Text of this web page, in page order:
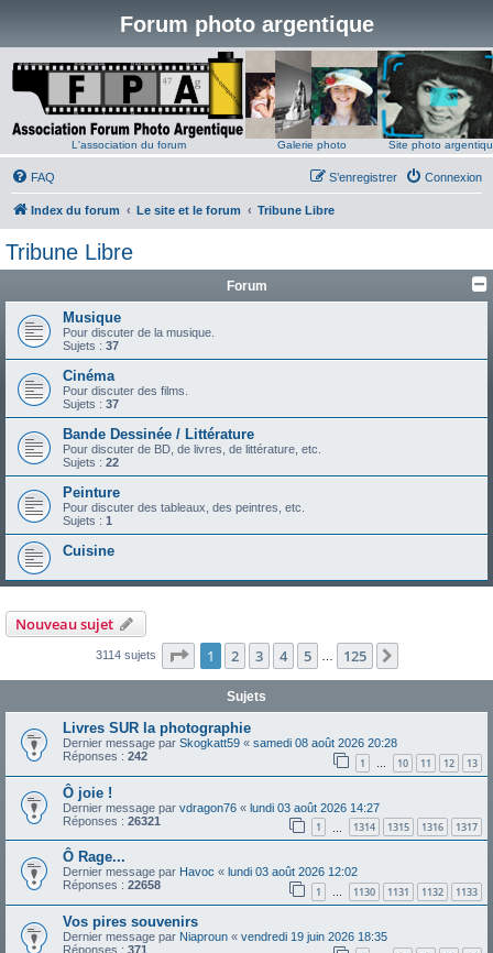
Forum photo argentique
L'association du forum Galerie photo Site photo
FAQ Connexion
S’enregistrer
Index du forum Le site et le forum Tribune Libre
Tribune Libre
Forum
Musique
Pour discuter de la musique.
Sujets : 37
Cinéma
Pour discuter des films.
Sujets : 37
Bande Dessinée / Littérature
Pour discuter de BD, de livres, de littérature, etc.
Sujets : 22
Peinture
Pour discuter des tableaux, des peintres, etc.
Sujets : 1
Cuisine
Nouveau sujet
3114 sujets Page 1sur125
1 2 3 4 5 125
Sujets
Livres SUR la photographie
Dernier message par Skogkatt59 « samedi 08 août 2026 20:28
Réponses : 242 1 … 10 11 12 13
Ô joie !
Dernier message par vdragon76 « lundi 03 août 2026 14:27
Réponses : 26321 1 1314 1315 1316 1317
Ô Rage...
Dernier message par Havoc « lundi 03 août 2026 12:02
Réponses : 22658 1 … 1130 1131 1132 1133
Vos pires souvenirs
Dernier message par Niaproun « vendredi 19 juin 2026 18:35
Réponses : 371